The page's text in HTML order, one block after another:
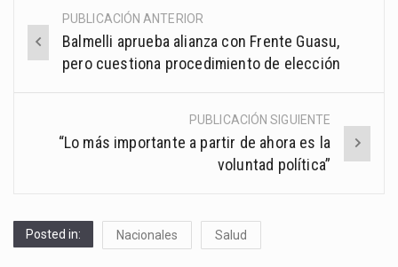
Post
navigation
PUBLICACIÓN ANTERIOR
Balmelli aprueba alianza con Frente Guasu,
pero cuestiona procedimiento de elección
PUBLICACIÓN SIGUIENTE
“Lo más importante a partir de ahora es la
voluntad política”
Posted in: Nacionales Salud